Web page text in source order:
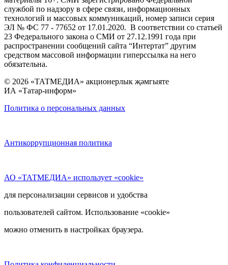
службой по надзору в сфере связи, информационных
технологий и массовых коммуникаций, номер записи серия
ЭЛ № ФС 77 - 77652 от 17.01.2020. В соответствии со статьей
23 Федерального закона о СМИ от 27.12.1991 года при
распространении сообщений сайта “Интертат” другим
средством массовой информации гиперссылка на него
обязательна.
© 2026 «ТАТМЕДИА» акционерлык җәмгыяте
ИА «Татар-информ»
Политика о персональных данных
Антикоррупционная политика
АО «ТАТМЕДИА» использует «cookie»
для персонализации сервисов и удобства
пользователей сайтом. Использование «cookie»
можно отменить в настройках браузера.